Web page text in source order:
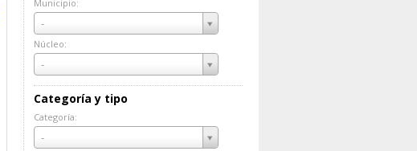
Municipio:
-
Municipio:
Núcleo:
-
Núcleo:
Categoría y tipo
Categoría:
-
Categoría: